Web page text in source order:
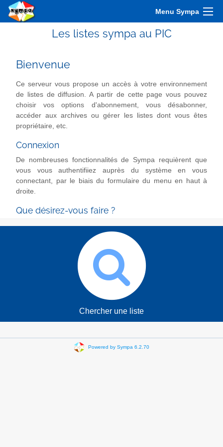
Menu Sympa
Les listes sympa au PIC
Bienvenue
Ce serveur vous propose un accès à votre environnement
de listes de diffusion. A partir de cette page vous pouvez
choisir vos options d'abonnement, vous désabonner,
accéder aux archives ou gérer les listes dont vous êtes
propriétaire, etc.
Connexion
De nombreuses fonctionnalités de Sympa requièrent que
vous vous authentifiiez auprès du système en vous
connectant, par le biais du formulaire du menu en haut à
droite.
Que désirez-vous faire ?
Chercher une liste
Powered by Sympa 6.2.70